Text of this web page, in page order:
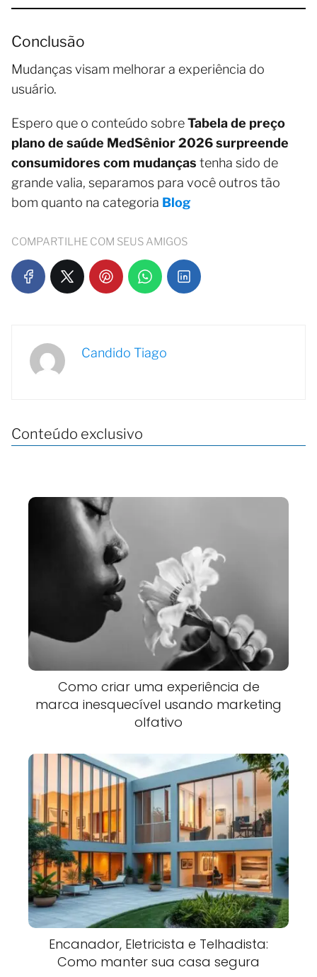
Conclusão
Mudanças visam melhorar a experiência do
usuário.
Espero que o conteúdo sobreTabela de preço
plano de saúde MedSênior 2026 surpreende
consumidores com mudanças tenha sido de
grande valia, separamos para você outros tão
bom quanto na categoria Blog
COMPARTILHE COM SEUS AMIGOS
Candido Tiago
Conteúdo exclusivo
Como criar uma experiência de
marca inesquecível usando marketing
olfativo
Encanador, Eletricista e Telhadista:
Como manter sua casa segura